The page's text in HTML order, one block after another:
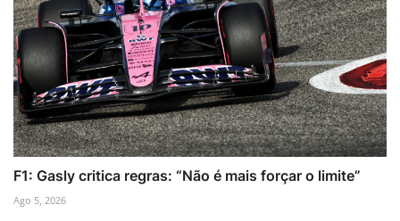
F1: Gasly critica regras: “Não é mais forçar o limite”
Ago 5, 2026